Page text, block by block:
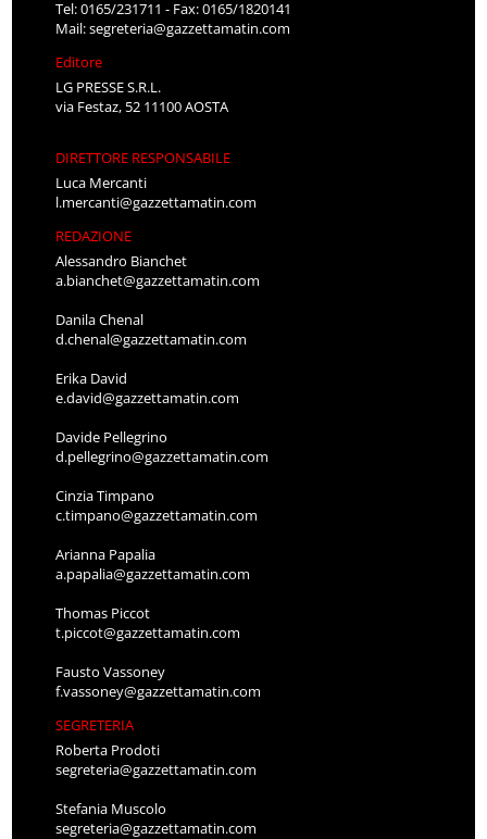
Tel: 0165/231711 - Fax: 0165/1820141
Mail:segreteria@gazzettamatin.com
Editore
LG PRESSE S.R.L.
via Festaz, 52 11100 AOSTA
DIRETTORE RESPONSABILE
Luca Mercanti
l.mercanti@gazzettamatin.com
REDAZIONE
Alessandro Bianchet
a.bianchet@gazzettamatin.com
Danila Chenal
d.chenal@gazzettamatin.com
Erika David
e.david@gazzettamatin.com
Davide Pellegrino
d.pellegrino@gazzettamatin.com
Cinzia Timpano
c.timpano@gazzettamatin.com
Arianna Papalia
a.papalia@gazzettamatin.com
Thomas Piccot
t.piccot@gazzettamatin.com
Fausto Vassoney
f.vassoney@gazzettamatin.com
SEGRETERIA
Roberta Prodoti
segreteria@gazzettamatin.com
Stefania Muscolo
segreteria@gazzettamatin.com